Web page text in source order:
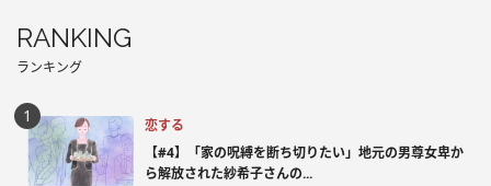
RANKING
ランキング
恋する
【#4】「家の呪縛を断ち切りたい」地元の男尊女卑か
ら解放された紗希子さんの...